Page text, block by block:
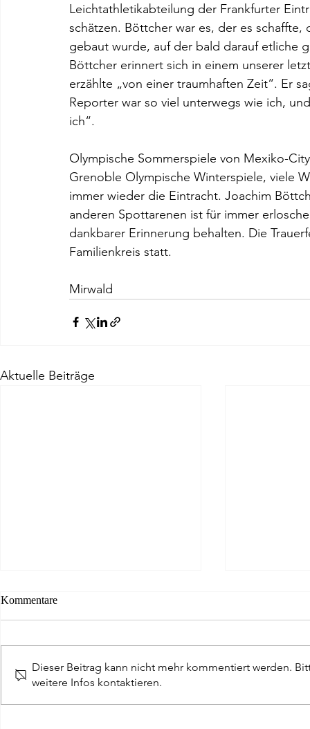
Leichtathletikabteilung der Frankfurter
schätzen. Böttcher war es, der es
gebaut wurde, auf der bald darauf etliche
Böttcher erinnert sich in einem unserer
erzählte „von einer traumhaften Zeit“. Er
Reporter war so viel unterwegs wie ich,
ich“.
Olympische Sommerspiele von Mexiko-
Grenoble Olympische Winterspiele, viele
immer wieder die Eintracht. Joachim
anderen Spottarenen ist für immer
dankbarer Erinnerung behalten. Die
Familienkreis statt.
Mirwald
Aktuelle Beiträge
Da ist das Ding - Golfer aus
Scharfer
Kommentare
Dieser Beitrag kann nicht mehr kommentiert werden.
weitere Infos kontaktieren.